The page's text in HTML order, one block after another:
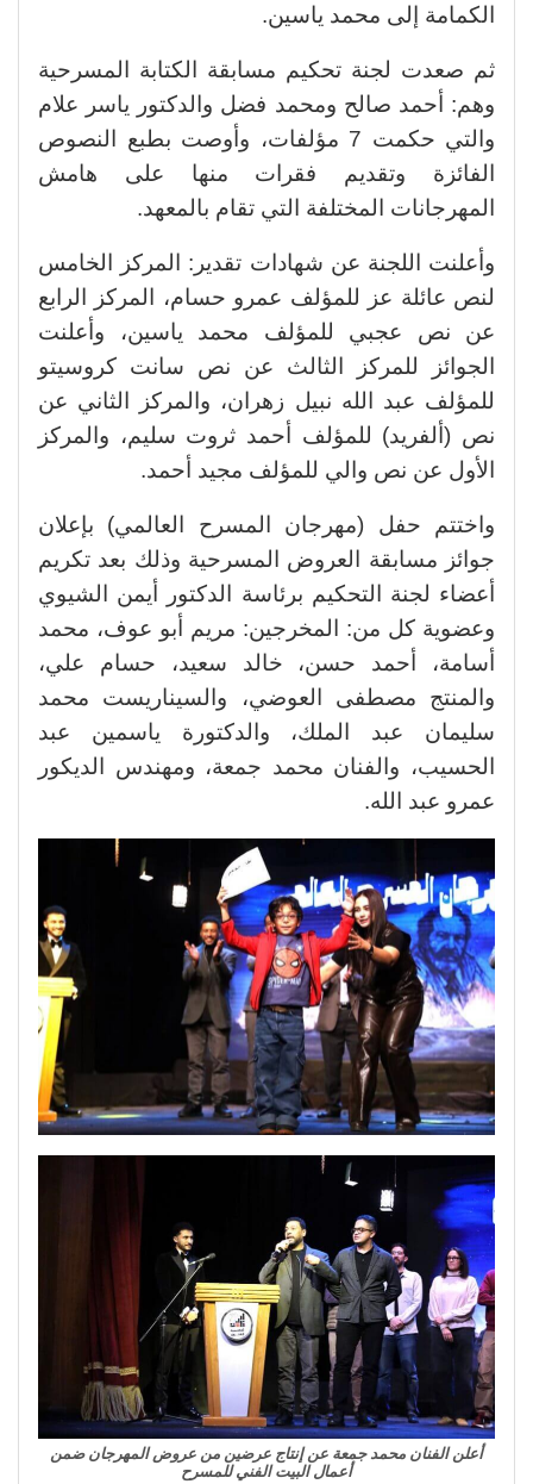
الكمامة إلى محمد ياسين.
ثم صعدت لجنة تحكيم مسابقة الكتابة المسرحية
وهم: أحمد صالح ومحمد فضل والدكتور ياسر علام
والتي حكمت 7 مؤلفات، وأوصت بطبع النصوص
الفائزة وتقديم فقرات منها على هامش
المهرجانات المختلفة التي تقام بالمعهد.
وأعلنت اللجنة عن شهادات تقدير: المركز الخامس
لنص عائلة عز للمؤلف عمرو حسام، المركز الرابع
عن نص عجبي للمؤلف محمد ياسين، وأعلنت
الجوائز للمركز الثالث عن نص سانت كروسيتو
للمؤلف عبد الله نبيل زهران، والمركز الثاني عن
نص (ألفريد) للمؤلف أحمد ثروت سليم، والمركز
الأول عن نص والي للمؤلف مجيد أحمد.
واختتم حفل (مهرجان المسرح العالمي) بإعلان
جوائز مسابقة العروض المسرحية وذلك بعد تكريم
أعضاء لجنة التحكيم برئاسة الدكتور أيمن الشيوي
وعضوية كل من: المخرجين: مريم أبو عوف، محمد
أسامة، أحمد حسن، خالد سعيد، حسام علي،
والمنتج مصطفى العوضي، والسيناريست محمد
سليمان عبد الملك، والدكتورة ياسمين عبد
الحسيب، والفنان محمد جمعة، ومهندس الديكور
عمرو عبد الله.
أعلن الفنان محمد جمعة عن إنتاج عرضين من عروض المهرجان ضمن
أعمال البيت الفني للمسرح